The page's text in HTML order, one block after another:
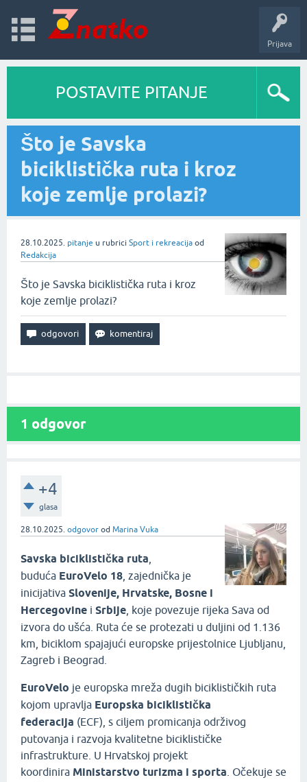
Prijava
POSTAVITE PITANJE
Što je Savska
biciklistička ruta i kroz
koje zemlje prolazi?
28.10.2025. pitanje u rubrici Sport i rekreacija od
Redakcija
Što je Savska biciklistička ruta i kroz
koje zemlje prolazi?
1 odgovor
+4
glasa
28.10.2025. odgovor od Marina Vuka
Savska biciklistička ruta
buduća EuroVelo 18 , zajednička je
inicijativa Slovenije, Hrvatske, Bosne i
Hercegovine i Srbije , koje povezuje rijeka Sava od
izvora do ušća. Ruta će se protezati u duljini od 1.136
km, biciklom spajajući europske prijestolnice Ljubljanu,
Zagreb i Beograd.
EuroVelo je europska mreža dugih biciklističkih ruta
kojom upravlja Europska biciklistička
federacija (ECF), s ciljem promicanja održivog
putovanja i razvoja kvalitetne biciklističke
infrastrukture. U Hrvatskoj projekt
koordinira Ministarstvo turizma i sporta . Očekuje se